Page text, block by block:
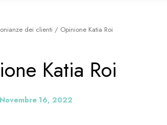
dei clienti/ Opinione Katia Roi
Katia Roi
Novembre 16, 2022